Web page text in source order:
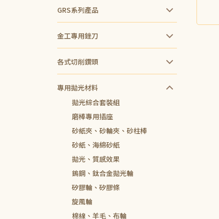
GRS系列產品
金工專用銼刀
各式切削鑽頭
專用拋光材料
拋光綜合套裝組
磨棒專用插座
砂紙夾、砂輪夾、砂柱棒
砂紙、海綿砂紙
拋光、質感效果
鎢鋼、鈦合金拋光輪
矽膠輪、矽膠條
旋風輪
棉線、羊毛、布輪